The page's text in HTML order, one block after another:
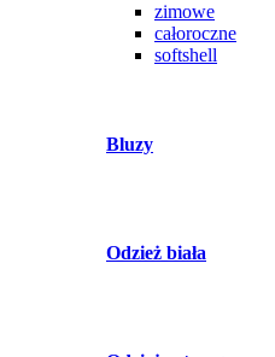
zimowe
całoroczne
softshell
Bluzy
Odzież biała